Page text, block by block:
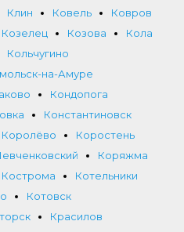
Клин Ковель
Ковров
Козелец Козова
Кола
Кольчугино
на-Амуре
Кондопога
Константиновск
Королёво
Коростень
Коряжма
Кострома
Котельники
Котовск
Красилов